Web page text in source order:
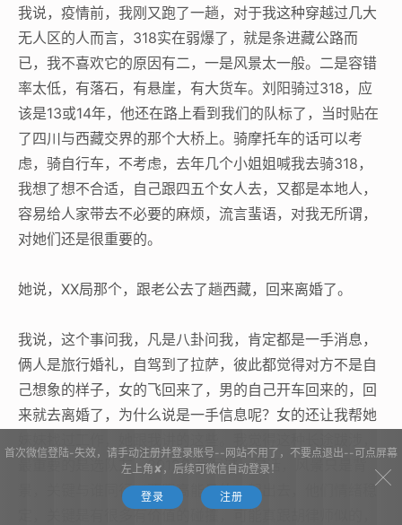
我说，疫情前，我刚又跑了一趟，对于我这种穿越过几大
无人区的人而言，318实在弱爆了，就是条进藏公路而
已，我不喜欢它的原因有二，一是风景太一般。二是容错
率太低，有落石，有悬崖，有大货车。刘阳骑过318，应
该是13或14年，他还在路上看到我们的队标了，当时贴在
了四川与西藏交界的那个大桥上。骑摩托车的话可以考
虑，骑自行车，不考虑，去年几个小姐姐喊我去骑318，
我想了想不合适，自己跟四五个女人去，又都是本地人，
容易给人家带去不必要的麻烦，流言蜚语，对我无所谓，
对她们还是很重要的。
她说，XX局那个，跟老公去了趟西藏，回来离婚了。
我说，这个事问我，凡是八卦问我，肯定都是一手消息，
俩人是旅行婚礼，自驾到了拉萨，彼此都觉得对方不是自
己想象的样子，女的飞回来了，男的自己开车回来的，回
来就去离婚了，为什么说是一手信息呢？女的还让我帮她
最重要的是选队友，2012年我写过一句话，风景只是背
景，关键与谁同行。要跟高能量的一起出去，他们情绪稳
首次微信登陆-失效，请手动注册并登录账号--网站不用了，不要点退出--可点屏幕
左上角✘，后续可微信自动登录！
登录 注册